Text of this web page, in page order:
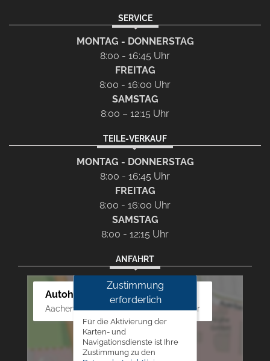
SERVICE
MONTAG - DONNERSTAG
8:00 - 16:45 Uhr
FREITAG
8:00 - 16:00 Uhr
SAMSTAG
8:00 – 12:15 Uhr
TEILE-VERKAUF
MONTAG - DONNERSTAG
8:00 - 16:45 Uhr
FREITAG
8:00 - 16:00 Uhr
SAMSTAG
8:00 - 12:15 Uhr
ANFAHRT
Autohaus Westphal
Aachener Str. 84 - 88, 52249 Eschweiler
Zustimmung
erforderlich
Für die Aktivierung der
Karten- und
Navigationsdienste ist Ihre
Zustimmung zu den